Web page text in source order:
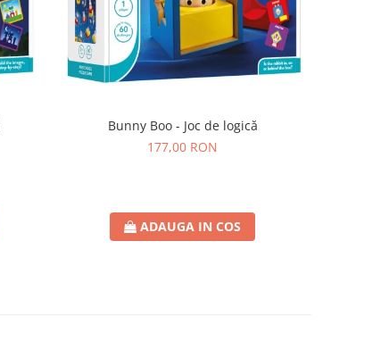
Bunny Boo - Joc de logică
177,00 RON
ADAUGA IN COS